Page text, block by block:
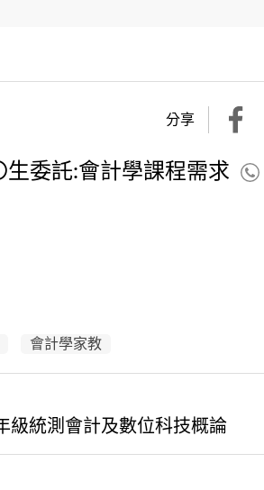
分享
生委託:會計學課程需求
會計學家教
級統測會計及數位科技概論